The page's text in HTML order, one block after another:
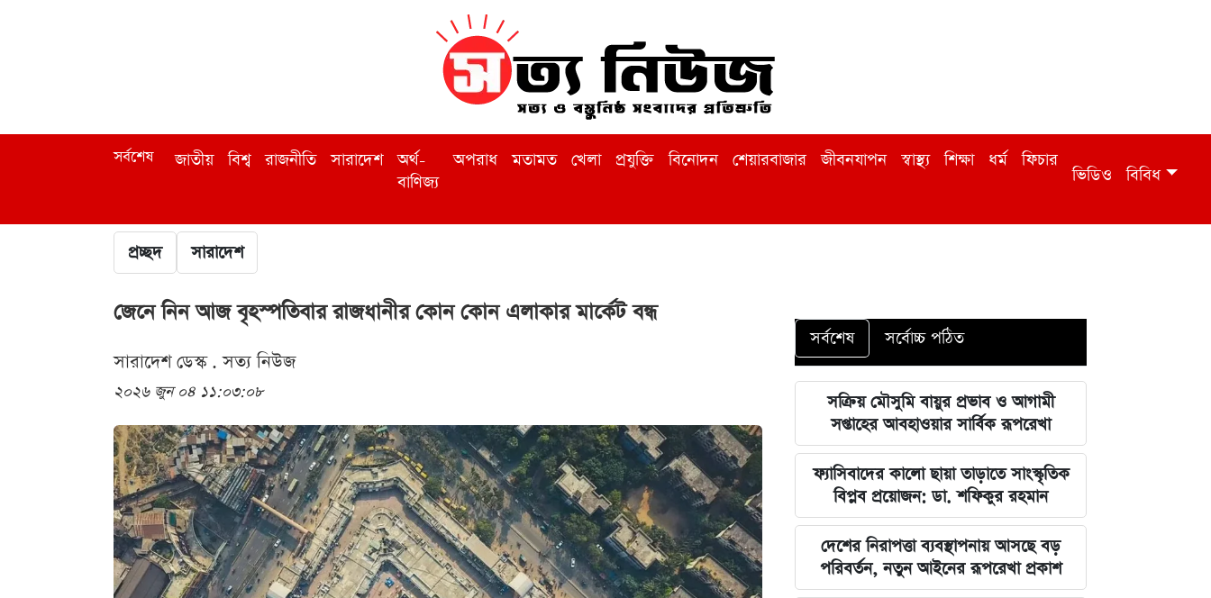
সর্বশেষ জাতীয় বিশ্ব রাজনীতি সারাদেশ
অর্থ-
বাণিজ্য
অপরাধ মতামত খেলা প্রযুক্তি বিনোদন শেয়ারবাজার জীবনযাপন স্বাস্থ্য শিক্ষা ধর্ম ফিচার
ভিডিও বিবিধ
প্রচ্ছদ সারাদেশ
জেনে নিন আজ বৃহস্পতিবার রাজধানীর কোন কোন এলাকার মার্কেট বন্ধ
সারাদেশ ডেস্ক . সত্য নিউজ
২০২৬ জুন ০৪ ১১:০৩:০৮
সর্বশেষ সর্বোচ্চ পঠিত
সক্রিয় মৌসুমি বায়ুর প্রভাব ও আগামী
সপ্তাহের আবহাওয়ার সার্বিক রূপরেখা
ফ্যাসিবাদের কালো ছায়া তাড়াতে সাংস্কৃতিক
বিপ্লব প্রয়োজন: ডা. শফিকুর রহমান
দেশের নিরাপত্তা ব্যবস্থাপনায় আসছে বড়
পরিবর্তন, নতুন আইনের রূপরেখা প্রকাশ